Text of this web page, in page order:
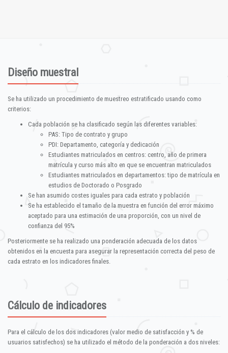
Diseño muestral
Se ha utilizado un procedimiento de muestreo estratificado usando como
criterios:
Cada población se ha clasificado según las diferentes variables:
PAS: Tipo de contrato y grupo
PDI: Departamento, categoría y dedicación
Estudiantes matriculados en centros: centro, año de primera
matrícula y curso más alto en que se encuentran matriculados
Estudiantes matriculados en departamentos: tipo de matrícula en
estudios de Doctorado o Posgrado
Se han asumido costes iguales para cada estrato y población
Se ha establecido el tamaño de la muestra en función del error máximo
aceptado para una estimación de una proporción, con un nivel de
confianza del 95%
Posteriormente se ha realizado una ponderación adecuada de los datos
obtenidos en la encuesta para asegurar la representación correcta del peso de
cada estrato en los indicadores finales.
Cálculo de indicadores
Para el cálculo de los dos indicadores (valor medio de satisfacción y % de
usuarios satisfechos) se ha utilizado el método de la ponderación a dos niveles: